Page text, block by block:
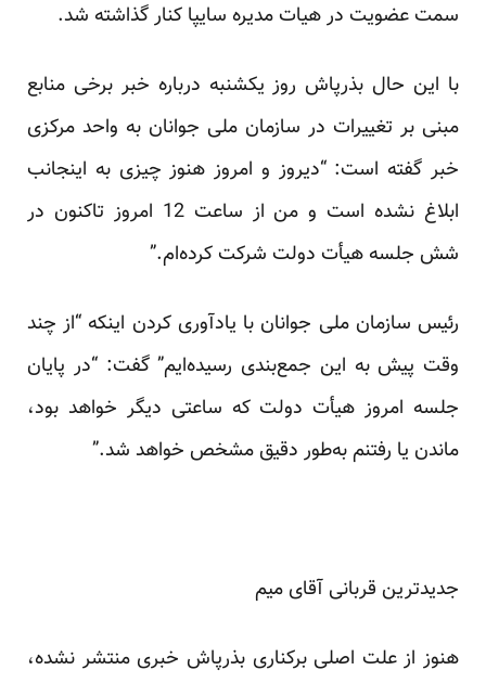
سمت عضویت در هیات مدیره سایپا کنار گذاشته شد.
با این حال بذرپاش روز یکشنبه درباره خبر برخی منابع
مبنی‌ بر تغییرات در سازمان ملی جوانان به واحد مرکزی
خبر گفته است: “دیروز و امروز هنوز چیزی به اینجانب
ابلاغ نشده است و من از ساعت 12 امروز تاکنون در
شش جلسه هیأت دولت شرکت کرده‌ام.”
رئیس سازمان ملی جوانان با یادآوری کردن اینکه “از چند
وقت پیش به این جمع‌بندی رسیده‌ایم” گفت: “در پایان
جلسه امروز هیأت دولت که ساعتی دیگر خواهد بود،
ماندن یا رفتنم به‌طور دقیق مشخص خواهد شد.”
جدیدترین قربانی آقای میم
هنوز از علت اصلی برکناری بذرپاش خبری منتشر نشده،